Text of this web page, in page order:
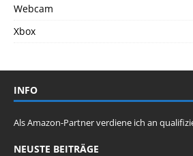
Webcam
Xbox
INFO
Als Amazon-Partner verdiene ich an
NEUSTE BEITRÄGE